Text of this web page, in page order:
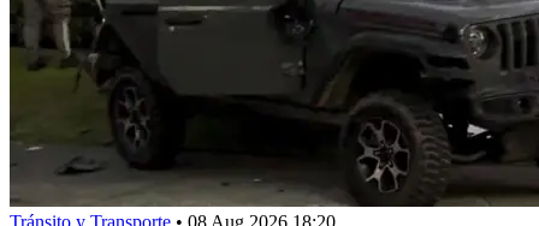
Tránsito y Transporte • 08 Aug 2026 18:20